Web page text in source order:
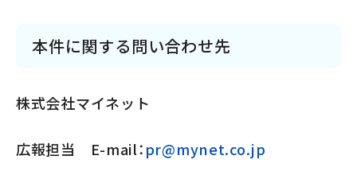
本件に関する問い合わせ先
株式会社マイネット
広報担当 E-mail：pr@mynet.co.jp